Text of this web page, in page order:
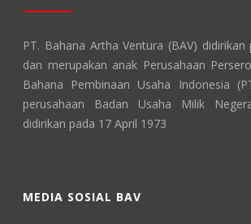
PT. Bahana Artha Ventura (BAV) didirikan
dan merupakan anak Perusahaan
Bahana Pembinaan Usaha Indonesia
perusahaan Badan Usaha Milik
didirikan pada 17 April 1973
MEDIA SOSIAL BAV